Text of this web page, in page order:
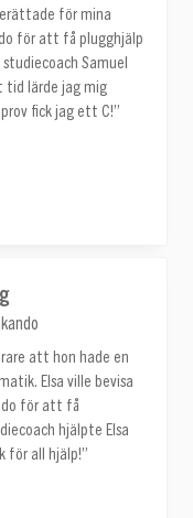
för mina
för att få plugghjälp
Samuel
tid lärde jag mig
fick jag ett C!”
att hon hade en
Elsa ville bevisa
för att få
hjälpte Elsa
för all hjälp!”